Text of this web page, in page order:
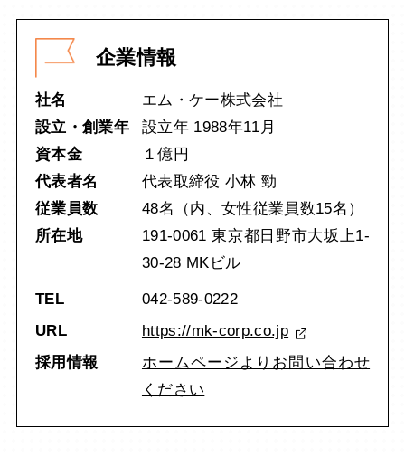
企業情報
社名
エム・ケー株式会社
設立・創業年
設立年 1988年11月
資本金
１億円
代表者名
代表取締役 小林 勁
従業員数
48名（内、女性従業員数15名）
所在地
191-0061 東京都日野市大坂上1-
30-28 MKビル
TEL
042-589-0222
URL
https://mk-corp.co.jp
採用情報
ホームページよりお問い合わせ
ください